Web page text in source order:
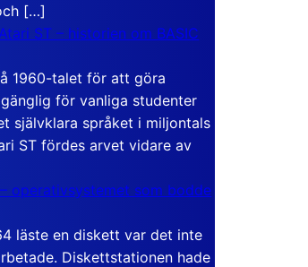
[…]
ST – historien om BASIC
1960-talet för att göra
för vanliga studenter
självklara språket i miljontals
ST fördes arvet vidare av
operativsystemet som bodde
läste en diskett var det inte
Diskettstationen hade